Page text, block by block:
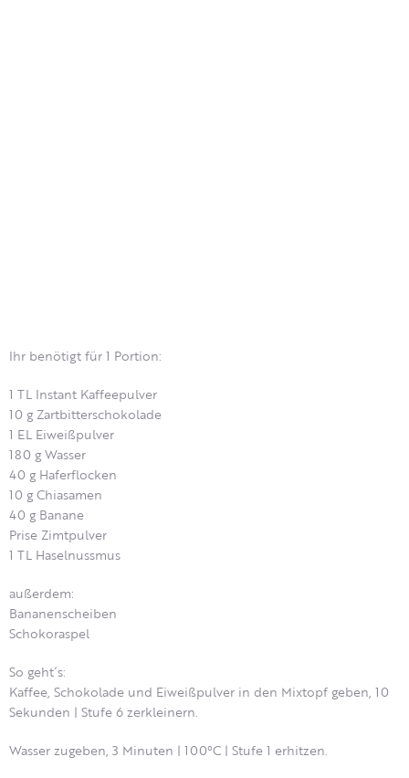
Ihr benötigt für 1 Portion:
1 TL Instant Kaffeepulver
10 g Zartbitterschokolade
1 EL Eiweißpulver
180 g Wasser
40 g Haferflocken
10 g Chiasamen
40 g Banane
Prise Zimtpulver
1 TL Haselnussmus
außerdem:
Bananenscheiben
Schokoraspel
So geht´s:
Kaffee, Schokolade und Eiweißpulver in den Mixtopf geben, 10
Sekunden | Stufe 6 zerkleinern.
Wasser zugeben, 3 Minuten | 100°C | Stufe 1 erhitzen.